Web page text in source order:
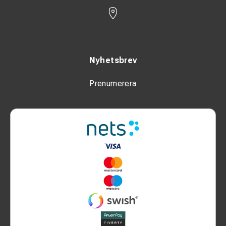
Nyhetsbrev
Prenumerera